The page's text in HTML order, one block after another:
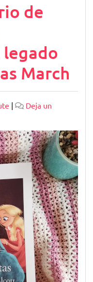
de
March
|
Deja un